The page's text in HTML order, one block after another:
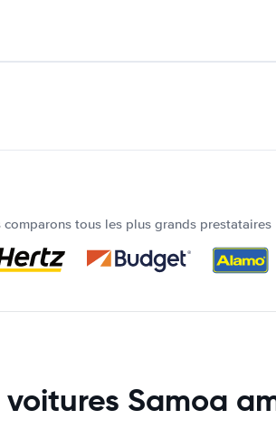
comparons tous les plus grands prestataires
Samoa